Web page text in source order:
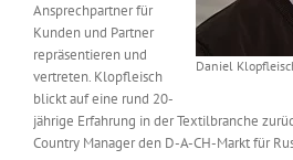
Wissen
Product Guide
Daniel
Ansprechpartner für
Kunden und Partner
repräsentieren und
vertreten. Klopfleisch
blickt auf eine rund 20-
jährige Erfahrung in der Textilbranche
Country Manager den D-A-CH-Markt für